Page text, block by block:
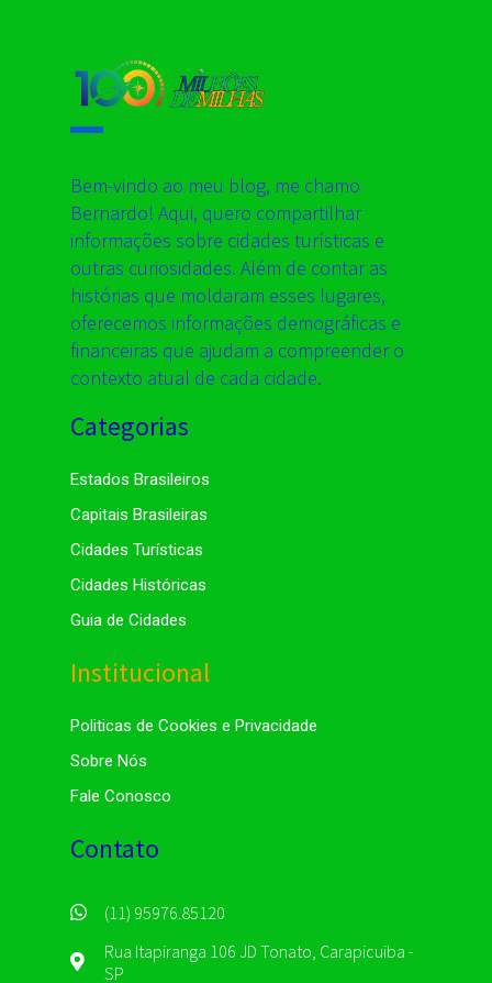
Bem-vindo ao meu blog, me chamo
Bernardo! Aqui, quero compartilhar
informações sobre cidades turísticas e
outras curiosidades. Além de contar as
histórias que moldaram esses lugares,
oferecemos informações demográficas e
financeiras que ajudam a compreender o
contexto atual de cada cidade.
Categorias
Estados Brasileiros
Capitais Brasileiras
Cidades Turísticas
Cidades Históricas
Guia de Cidades
Institucional
Politicas de Cookies e Privacidade
Sobre Nós
Fale Conosco
Contato
(11) 95976.85120
Rua Itapiranga 106 JD Tonato, Carapicuiba -
SP